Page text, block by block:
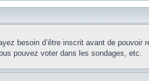
besoin d’être inscrit avant de pouvoir
pouvez voter dans les sondages, etc.